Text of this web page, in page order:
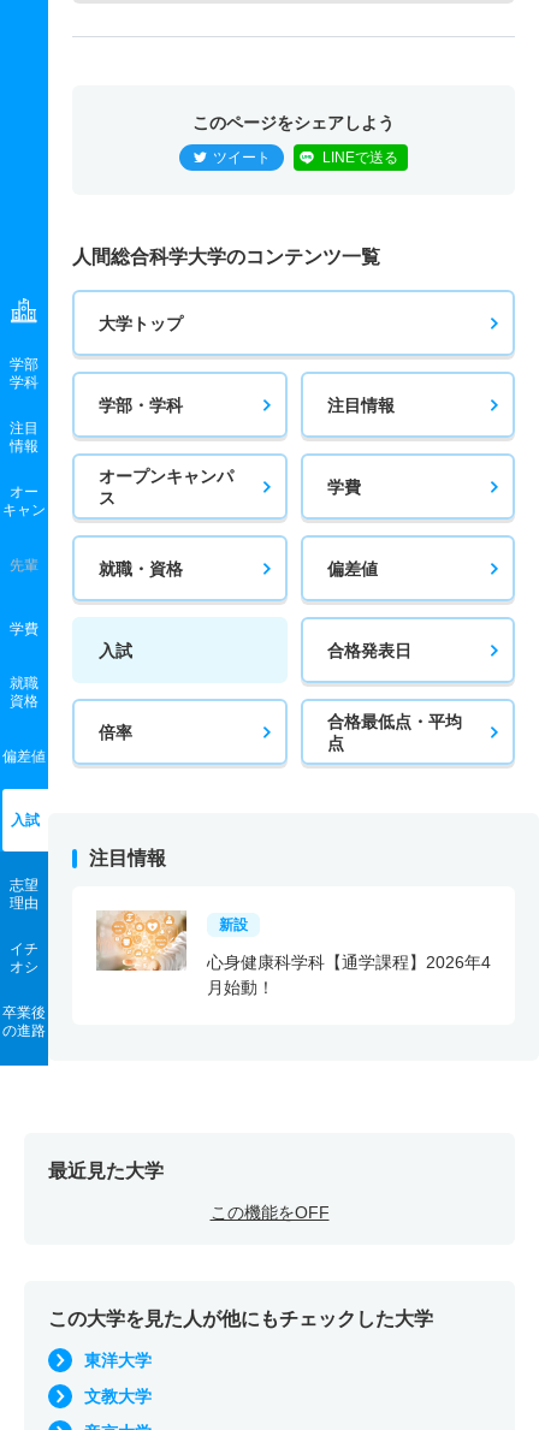
学部
学科
注目
情報
オー
キャン
先輩
学費
就職
資格
偏差値
入試
志望
理由
イチ
オシ
卒業後
の進路
このページをシェアしよう
ツイート LINEで送る
人間総合科学大学のコンテンツ一覧
大学トップ
学部・学科 注目情報
オープンキャンパ
ス
学費
就職・資格 偏差値
入試 合格発表日
倍率
合格最低点・平均
点
注目情報
新設
心身健康科学科【通学課程】2026年4
月始動！
最近見た大学
この機能をOFF
この大学を見た人が他にもチェックした大学
東洋大学
文教大学